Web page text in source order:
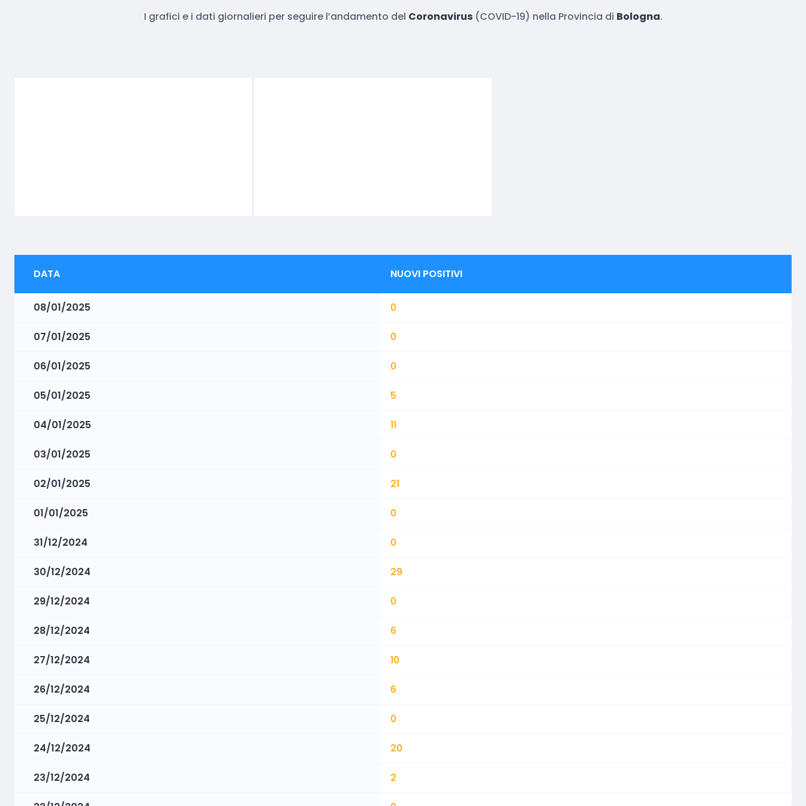
I grafici e i dati giornalieri per seguire l’andamento del Coronavirus(COVID-19) nella Provincia di Bologna.
DATA NUOVI POSITIVI
08/01/2025 0
07/01/2025 0
06/01/2025 0
05/01/2025 5
04/01/2025 11
03/01/2025 0
02/01/2025 21
01/01/2025 0
31/12/2024 0
30/12/2024 29
29/12/2024 0
28/12/2024 6
27/12/2024 10
26/12/2024 6
25/12/2024 0
24/12/2024 20
23/12/2024 2